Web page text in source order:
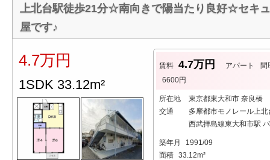
上北台駅徒歩21分☆南向きで陽当たり良好☆セキ
屋です♪
4.7万円
1SDK 33.12m²
賃料 4.7万円 アパート
間
6600円
所在地
東京都東大和市 奈良橋
交通
多摩都市モノレール上
西武拝島線東大和市駅
築年月
1991/09
面積 33.12m²